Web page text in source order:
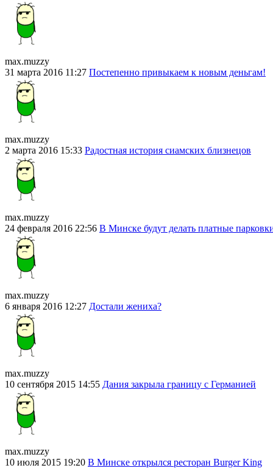
max.muzzy
31 марта 2016 11:27 Постепенно привыкаем к новым деньгам!
max.muzzy
2 марта 2016 15:33 Радостная история сиамских близнецов
max.muzzy
24 февраля 2016 22:56 В Минске будут делать платные
max.muzzy
6 января 2016 12:27 Достали жениха?
max.muzzy
10 сентября 2015 14:55 Дания закрыла границу с Германией
max.muzzy
10 июля 2015 19:20 В Минске открылся ресторан Burger King